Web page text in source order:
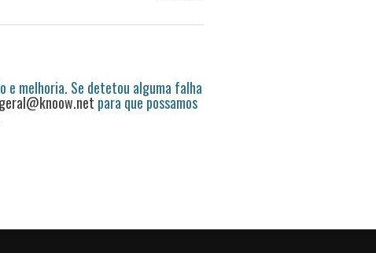
e melhoria. Se detetou alguma falha
geral@knoow.net para que possamos